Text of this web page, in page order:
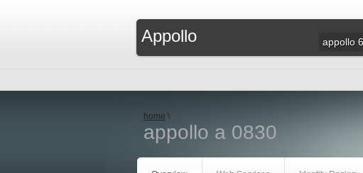
Appollo appollo
home \
appollo a 0830